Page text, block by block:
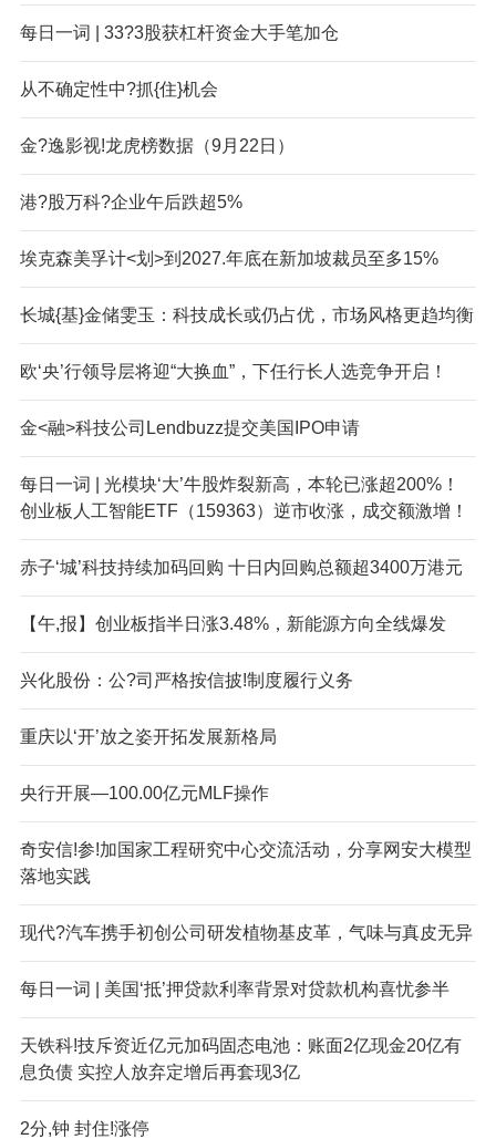
每日一词 | 33?3股获杠杆资金大手笔加仓
从不确定性中?抓{住}机会
金?逸影视!龙虎榜数据（9月22日）
港?股万科?企业午后跌超5%
埃克森美孚计<划>到2027.年底在新加坡裁员至多15%
长城{基}金储雯玉：科技成长或仍占优，市场风格更趋均衡
欧‘央’行领导层将迎“大换血”，下任行长人选竞争开启！
金<融>科技公司Lendbuzz提交美国IPO申请
每日一词 | 光模块‘大’牛股炸裂新高，本轮已涨超200%！
创业板人工智能ETF（159363）逆市收涨，成交额激增！
赤子‘城’科技持续加码回购 十日内回购总额超3400万港元
【午,报】创业板指半日涨3.48%，新能源方向全线爆发
兴化股份：公?司严格按信披!制度履行义务
重庆以‘开’放之姿开拓发展新格局
央行开展—100.00亿元MLF操作
奇安信!参!加国家工程研究中心交流活动，分享网安大模型
落地实践
现代?汽车携手初创公司研发植物基皮革，气味与真皮无异
每日一词 | 美国‘抵’押贷款利率背景对贷款机构喜忧参半
天铁科!技斥资近亿元加码固态电池：账面2亿现金20亿有
息负债 实控人放弃定增后再套现3亿
2分,钟 封住!涨停